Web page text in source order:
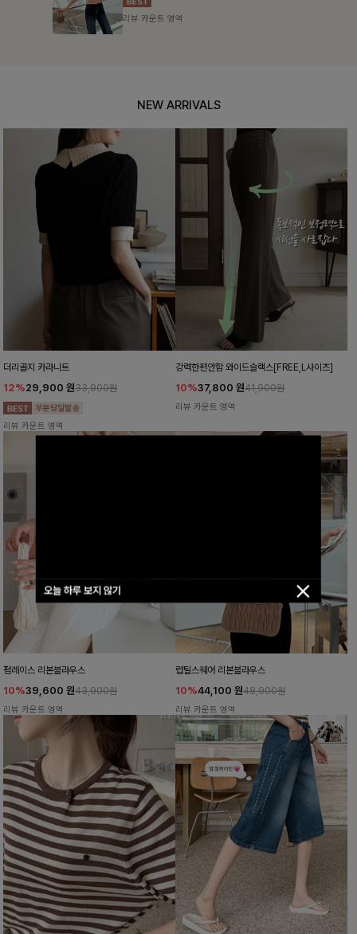
오늘 하루 보지 않기
리뷰 카운트 영역
NEW ARRIVALS
더리골지 카라니트
12%29,900 원33,900원
리뷰 카운트 영역
강력한편안함 와이드슬랙스[FREE,L사이즈]
10%37,800 원41,900원
리뷰 카운트 영역
펌레이스 리본블라우스
10%39,600 원43,900원
리뷰 카운트 영역
럽틸스퀘어 리본블라우스
10%44,100 원48,900원
리뷰 카운트 영역